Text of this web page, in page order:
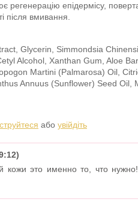
регенерацію епідермісу,
після вмивання.
Glycerin, Simmondsia
Alcohol, Xanthan Gum, Aloe
Martini (Palmarosa) Oil,
Annuus (Sunflower) Seed
або увійдіть
кожи это именно то, что